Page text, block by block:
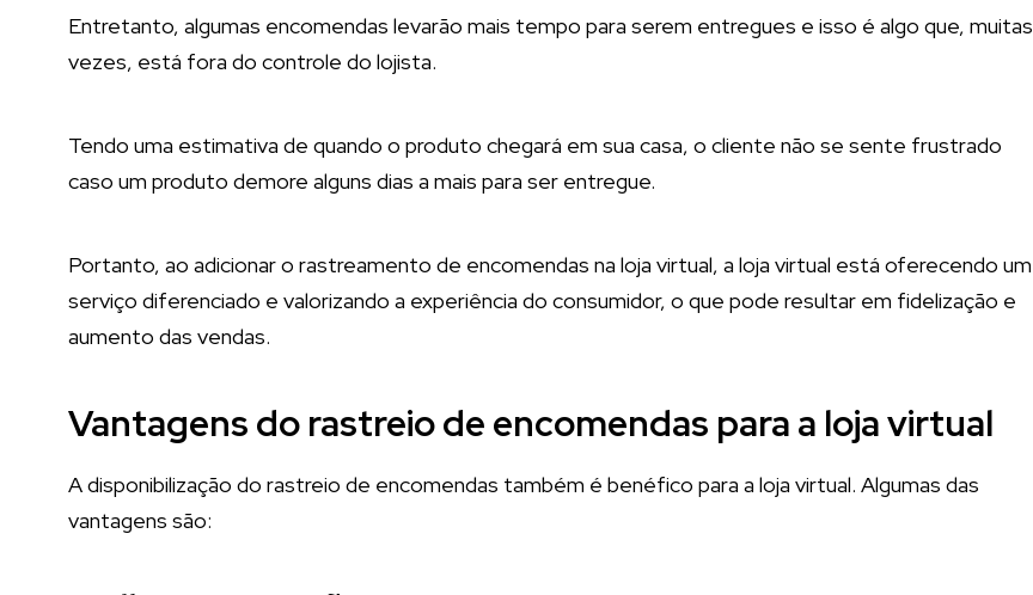
Entretanto, algumas encomendas levarão mais tempo para serem entregues e isso é algo que, muitas
vezes, está fora do controle do lojista.
Tendo uma estimativa de quando o produto chegará em sua casa, o cliente não se sente frustrado
caso um produto demore alguns dias a mais para ser entregue.
Portanto, ao adicionar o rastreamento de encomendas na loja virtual, a loja virtual está oferecendo um
serviço diferenciado e valorizando a experiência do consumidor, o que pode resultar em fidelização e
aumento das vendas.
Vantagens do rastreio de encomendas para a loja virtual
A disponibilização do rastreio de encomendas também é benéfico para a loja virtual. Algumas das
vantagens são: